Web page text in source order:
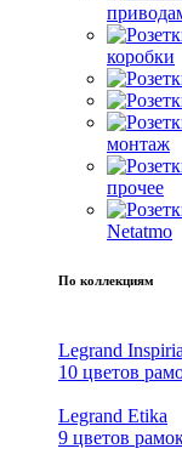
коробки
монтаж
прочее
Netatmo
По коллекциям
Legrand Inspiria
10 цветов
Legrand Etika
9 цветов